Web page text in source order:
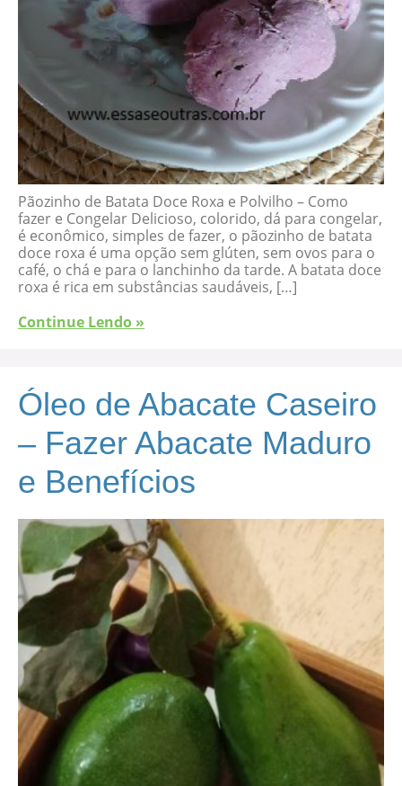
Pãozinho de Batata Doce Roxa e Polvilho – Como
fazer e Congelar Delicioso, colorido, dá para congelar,
é econômico, simples de fazer, o pãozinho de batata
doce roxa é uma opção sem glúten, sem ovos para o
café, o chá e para o lanchinho da tarde. A batata doce
roxa é rica em substâncias saudáveis, […]
Continue Lendo »
Óleo de Abacate Caseiro
– Fazer Abacate Maduro
e Benefícios